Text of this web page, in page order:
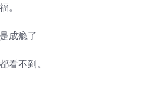
。
成瘾了
看不到。